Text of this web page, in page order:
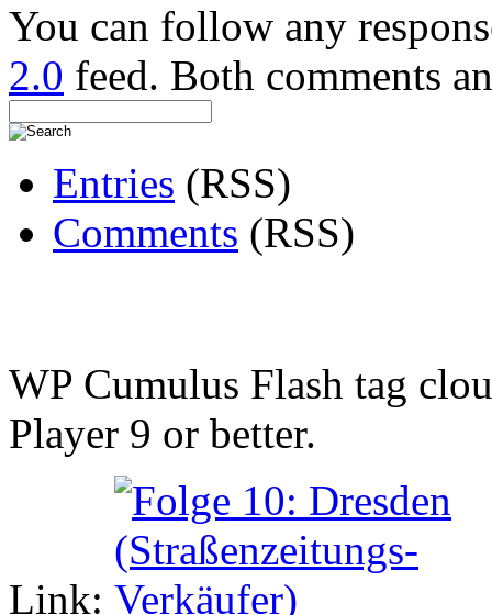
You can follow any
2.0 feed. Both comments
Entries (RSS)
Comments (RSS)
WP Cumulus Flash tag
Player 9 or better.
Link: